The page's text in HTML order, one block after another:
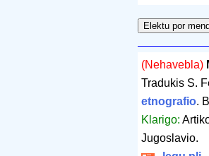
(Nehavebla)
Tradukis S.
etnografio.
Klarigo:
Jugoslavio.